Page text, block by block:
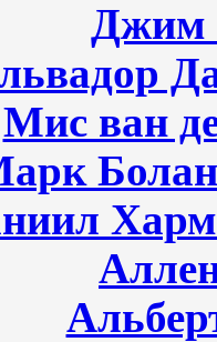
Джим
Мис ван